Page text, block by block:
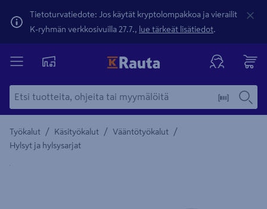
Tietoturvatiedote: Jos käytät kryptolompakkoa ja vierailit
K-ryhmän verkkosivuilla 27.7., lue tärkeät lisätiedot.
Työkalut / Käsityökalut / Vääntötyökalut /
Hylsyt ja hylsysarjat
Yksityiskohtainen kuvaus löytyy Tuotteen kuvaus -